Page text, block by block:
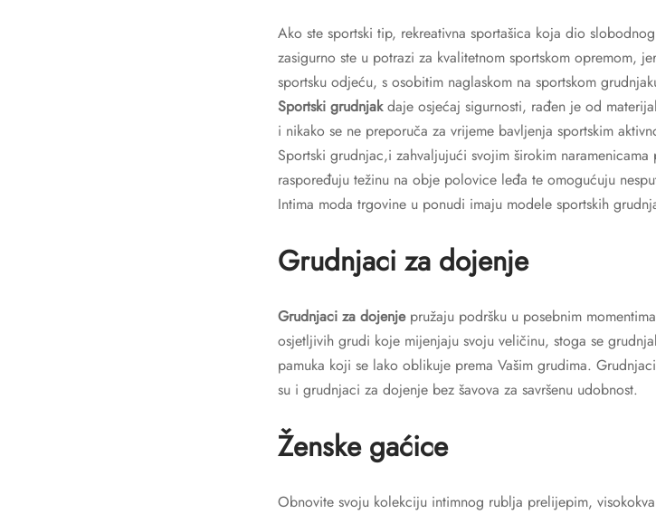
Ako ste sportski tip, rekreativna sportašica koja dio
zasigurno ste u potrazi za kvalitetnom sportskom opremom,
sportsku odjeću, s osobitim naglaskom na sportskom
Sportski grudnjakdaje osjećaj sigurnosti, rađen je od
i nikako se ne preporuča za vrijeme bavljenja sportskim
Sportski grudnjac,i zahvaljujući svojim širokim
raspoređuju težinu na obje polovice leđa te omogućuju
Intima moda trgovine u ponudi imaju modele sportskih
Grudnjaci za dojenje
Grudnjaci za dojenjepružaju podršku u posebnim
osjetljivih grudi koje mijenjaju svoju veličinu, stoga se
pamuka koji se lako oblikuje prema Vašim grudima.
su i grudnjaci za dojenje bez šavova za savršenu udobnost.
Ženske gaćice
Obnovite svoju kolekciju intimnog rublja prelijepim,